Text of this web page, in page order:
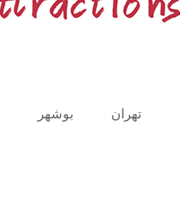
بوشهر تهران